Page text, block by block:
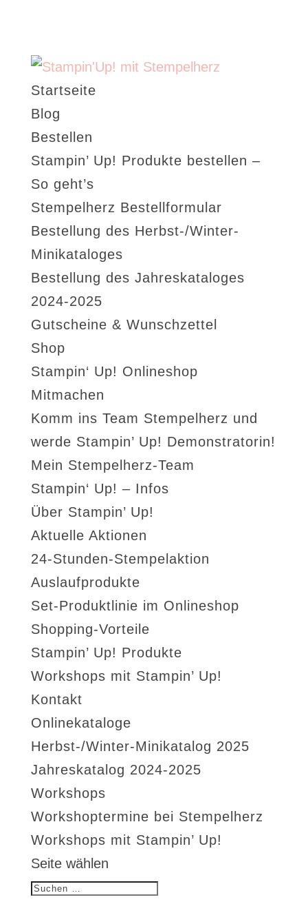
Startseite
Blog
Bestellen
Stampin’ Up! Produkte bestellen –
So geht’s
Stempelherz Bestellformular
Bestellung des Herbst-/Winter-
Minikataloges
Bestellung des Jahreskataloges
2024-2025
Gutscheine & Wunschzettel
Shop
Stampin‘ Up! Onlineshop
Mitmachen
Komm ins Team Stempelherz und
werde Stampin’ Up! Demonstratorin!
Mein Stempelherz-Team
Stampin‘ Up! – Infos
Über Stampin’ Up!
Aktuelle Aktionen
24-Stunden-Stempelaktion
Auslaufprodukte
Set-Produktlinie im Onlineshop
Shopping-Vorteile
Stampin’ Up! Produkte
Workshops mit Stampin’ Up!
Kontakt
Onlinekataloge
Herbst-/Winter-Minikatalog 2025
Jahreskatalog 2024-2025
Workshops
Workshoptermine bei Stempelherz
Workshops mit Stampin’ Up!
Seite wählen